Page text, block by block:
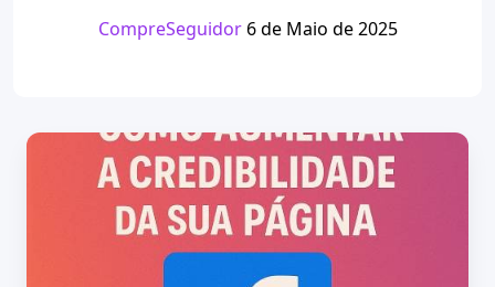
CompreSeguidor 6 de Maio de 2025